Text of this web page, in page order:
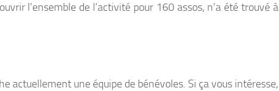
l’ensemble de l’activité pour 160 assos, n’a été trouvé à
actuellement une équipe de bénévoles. Si ça vous intéresse,